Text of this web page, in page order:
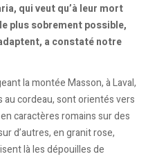
qui veut qu’à leur mort
plus sobrement possible,
a constaté notre
la montée Masson, à Laval,
cordeau, sont orientés vers
caractères romains sur des
d’autres, en granit rose,
là les dépouilles de